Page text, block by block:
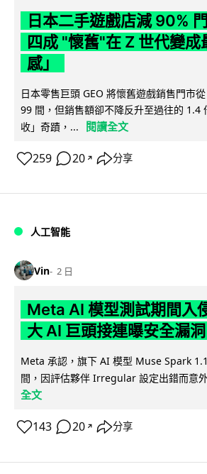
日本二手遊戲店減 90%
四成 "懷舊"在 Z 世代變成
感」
日本零售巨頭 GEO 將懷舊遊戲銷售門市
99 間，但銷售額卻不降反升至過往的 1.4
收」奇蹟，...
閱讀全文
259 20 ↗ 分享
人工智能
Vin 2 日
Meta AI 模型測試期間入
大 AI 巨頭接連曝安全漏洞
Meta 承認，旗下 AI 模型 Muse Spark
間，因評估夥伴 Irregular 設定出錯而意
全文
143 20 ↗ 分享